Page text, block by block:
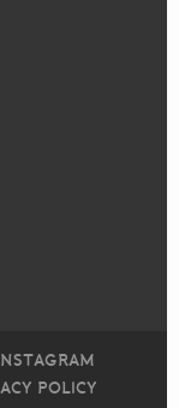
POLICY